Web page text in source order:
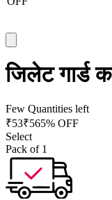
जिलेट गार्ड
Few Quantities left
₹53₹565% OFF
Select
Pack of 1